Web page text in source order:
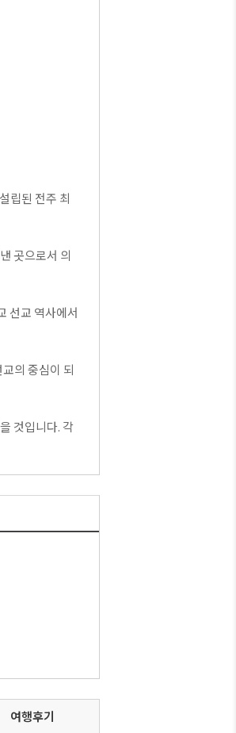
립된 전주 최
곳으로서 의
선교 역사에서
의 중심이 되
것입니다. 각
여행후기